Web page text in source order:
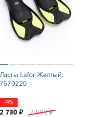
Ласты Lafor Желтый,
7670220
-9%
2 730 ₽ 2 980₽